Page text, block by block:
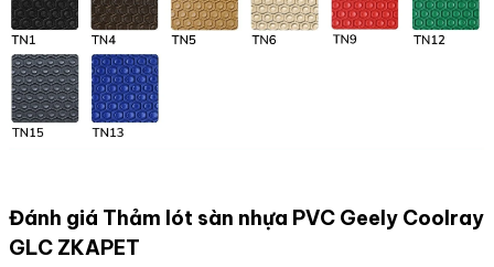
Đánh giá Thảm lót sàn nhựa PVC Geely Coolray
GLC ZKAPET